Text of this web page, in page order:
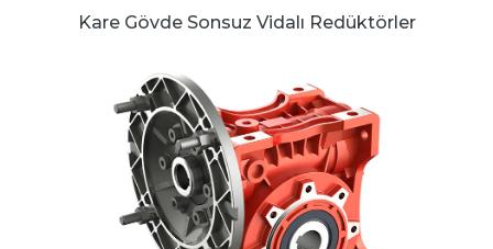
Kare Gövde Sonsuz Vidalı Redüktörler